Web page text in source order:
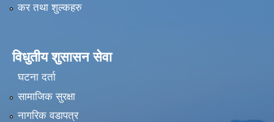
कर तथा शुल्कहरु
विधुतीय शुसासन सेवा
घटना दर्ता
सामाजिक सुरक्षा
नागरिक वडापत्र